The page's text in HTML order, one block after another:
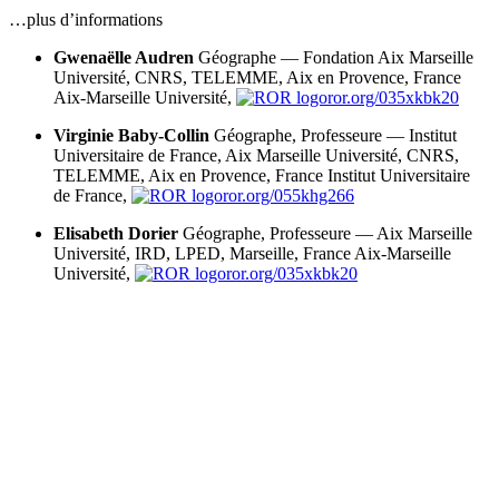
…plus d’informations
Gwenaëlle Audren Géographe — Fondation Aix Marseille
Université, CNRS, TELEMME, Aix en Provence, France
Aix-Marseille Université,
ror.org/035xkbk20
Virginie Baby-Collin Géographe, Professeure — Institut
Universitaire de France, Aix Marseille Université, CNRS,
TELEMME, Aix en Provence, France Institut Universitaire
de France,
ror.org/055khg266
Elisabeth Dorier Géographe, Professeure — Aix Marseille
Université, IRD, LPED, Marseille, France Aix-Marseille
Université,
ror.org/035xkbk20